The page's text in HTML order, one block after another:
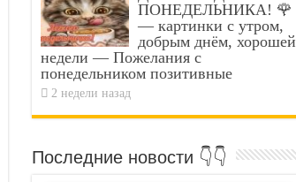
ПОНЕДЕЛЬНИКА! 🌹
— картинки с утром,
добрым днём, хорошей
недели — Пожелания с
понедельником позитивные
2 недели назад
Последние новости 👇👇